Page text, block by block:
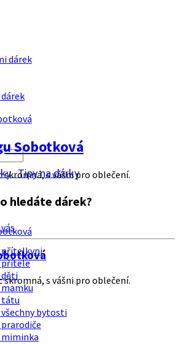
Tipy na dárky
hledáte dárek?
přítelkyni
přítele
děti
tátu
bytosti
miminka
Sobotková
s vášni pro oblečení.
skromná, s vášni pro oblečení.